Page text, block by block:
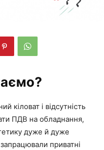
кіловат і відсутність
ПДВ на обладнання,
дуже й дуже
приватні